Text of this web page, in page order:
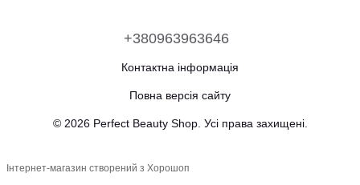
+380963963646
Контактна інформація
Повна версія сайту
© 2026 Perfect Beauty Shop. Усі права захищені.
Інтернет-магазин створений з Хорошоп